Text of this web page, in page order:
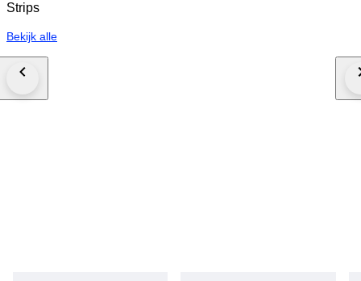
Strips
Bekijk alle